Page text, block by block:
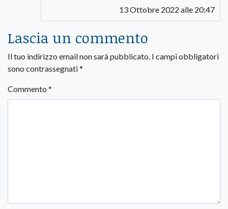
13 Ottobre 2022 alle 20:47
Lascia un commento
Il tuo indirizzo email non sarà pubblicato. I campi obbligatori
sono contrassegnati*
Commento *